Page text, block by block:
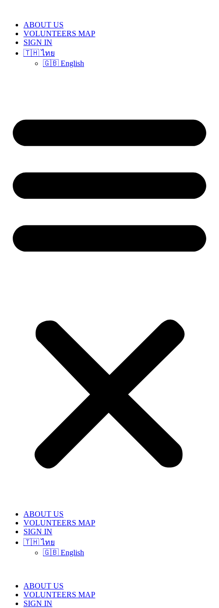
contentABOUT US
VOLUNTEERS MAP
SIGN IN
🇹🇭 ไทย
🇬🇧 English
ABOUT US
VOLUNTEERS MAP
SIGN IN
🇹🇭 ไทย
🇬🇧 English
ABOUT US
VOLUNTEERS MAP
SIGN IN